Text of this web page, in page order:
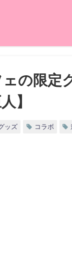
の限定
】
ッズ コラボ